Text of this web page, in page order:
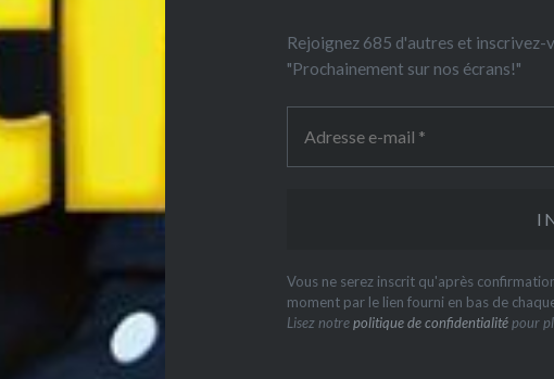
Rejoignez 685 d'autres et
"Prochainement sur nos écrans!"
Vous ne serez inscrit qu'après
moment par le lien fourni en bas de
Lisez notrepolitique de confidentialitépour